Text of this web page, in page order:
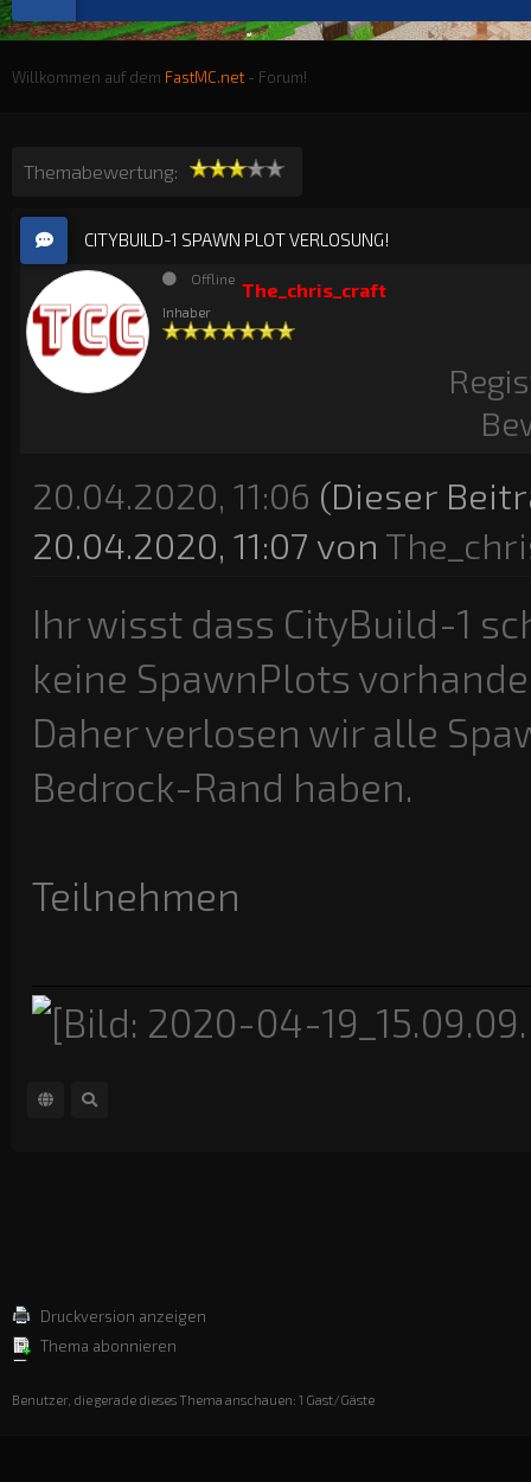
Willkommen auf dem FastMC.net - Forum!
Themabewertung:
CITYBUILD-1 SPAWN PLOT VERLOSUNG!
The_chris_craft
Offline
Inhaber
20.04.2020, 11:06 (Dieser
20.04.2020, 11:07 von
Ihr wisst dass CityBuild-1
keine SpawnPlots
Daher verlosen wir alle
Bedrock-Rand haben.
Teilnehmen
Druckversion anzeigen
Thema abonnieren
Benutzer, die gerade dieses Thema anschauen: 1 Gast/Gäste